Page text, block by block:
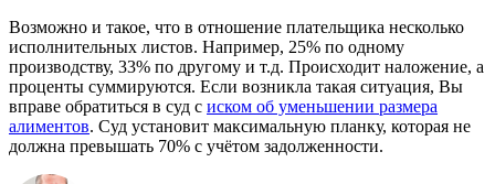
Возможно и такое, что в отношение плательщика несколько
исполнительных листов. Например, 25% по одному
производству, 33% по другому и т.д. Происходит наложение, а
проценты суммируются. Если возникла такая ситуация, Вы
вправе обратиться в суд с иском об уменьшении размера
алиментов. Суд установит максимальную планку, которая не
должна превышать 70% с учётом задолженности.